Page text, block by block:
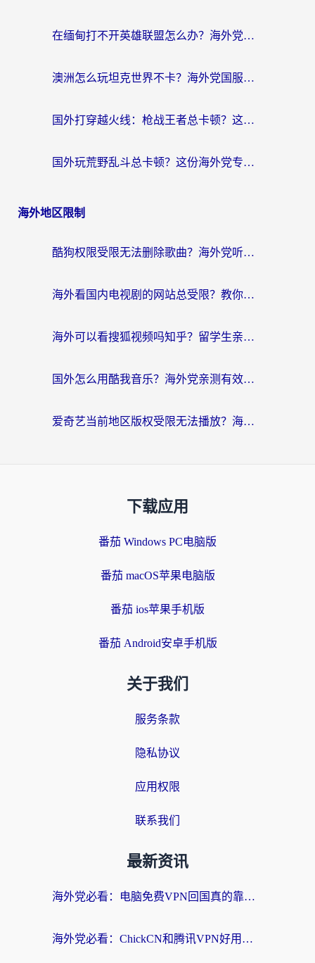
在缅甸打不开英雄联盟怎么办？海外党亲测有效的国服游戏加速指南
澳洲怎么玩坦克世界不卡？海外党国服游戏加速终极指南（附逆战奇妙碰碰车解决方案）
国外打穿越火线：枪战王者总卡顿？这篇加速器推荐下载指南帮你解决延迟难题
国外玩荒野乱斗总卡顿？这份海外党专属的国服游戏加速攻略请收好
海外地区限制
酷狗权限受限无法删除歌曲？海外党听国内音乐的终极解决方案来了
海外看国内电视剧的网站总受限？教你选对回国加速器，轻松追热剧
海外可以看搜狐视频吗知乎？留学生亲测有效的回国加速器选择指南
国外怎么用酷我音乐？海外党亲测有效的回国加速方案，附千千音乐中文歌收听指南
爱奇艺当前地区版权受限无法播放？海外党追剧看电影的终极解决方案来了
下载应用
番茄 Windows PC电脑版
番茄 macOS苹果电脑版
番茄 ios苹果手机版
番茄 Android安卓手机版
关于我们
服务条款
隐私协议
应用权限
联系我们
最新资讯
海外党必看：电脑免费VPN回国真的靠谱吗？附实测对比与最优方案指南
海外党必看：ChickCN和腾讯VPN好用吗？3招选对回国加速器，告别地区限制